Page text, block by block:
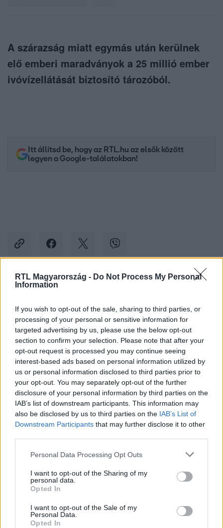
RTL Magyarország - Do Not Process My Personal
Information
If you wish to opt-out of the sale, sharing to third parties, or
processing of your personal or sensitive information for
targeted advertising by us, please use the below opt-out
section to confirm your selection. Please note that after your
opt-out request is processed you may continue seeing
interest-based ads based on personal information utilized by
us or personal information disclosed to third parties prior to
your opt-out. You may separately opt-out of the further
disclosure of your personal information by third parties on the
IAB’s list of downstream participants. This information may
also be disclosed by us to third parties on the IAB’s List of
Downstream Participants that may further disclose it to other
Please note that this website/app uses one or more Google
not limited to your visit or usage behaviour. You may click to
grant or deny consent to Google and its third-party tags to
use your data for below specified purposes in below Google
consent section.
Personal Data Processing Opt Outs
I want to opt-out of the Sharing of my
personal data.
Opted In
I want to opt-out of the Sale of my
Personal Data.
Opted In
A szárazság miatt egymás után kerülnek
elő emberi maradványok a 25 millió ember
ivóvízellátását biztosító tározóból.
Itt állítsd be, hogy az RTL.hu az elsők között
legyen a Google-találatokban!
Kövess minket, és értesülj a friss hírekről a
Követem
#KÜLFÖLD #MEAD-TÓ # HOLTTESTEK
#EGYESÜLT ÁLLAMOK #SZÁRAZSÁG #ASZÁLY
Népszerű